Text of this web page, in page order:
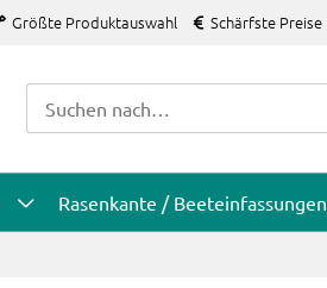
Größte Produktauswahl Schärfste Preise
Rasenkante / Beeteinfassungen